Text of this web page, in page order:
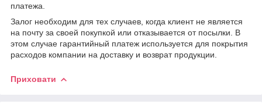
платежа.
Залог необходим для тех случаев, когда клиент не является
на почту за своей покупкой или отказывается от посылки. В
этом случае гарантийный платеж используется для покрытия
расходов компании на доставку и возврат продукции.
Приховати